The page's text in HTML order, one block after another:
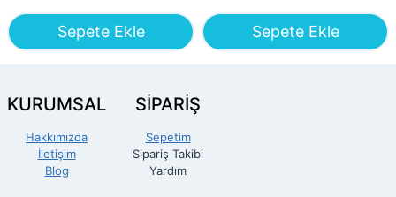
Sepete Ekle Sepete Ekle
KURUMSAL
Hakkımızda
İletişim
Blog
SİPARİŞ
Sepetim
Sipariş Takibi
Yardım